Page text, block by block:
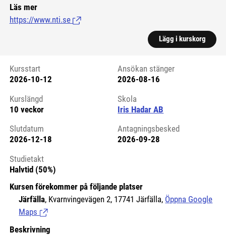
Läs mer
https://www.nti.se (Länk till extern sida.)
Lägg i kurskorg
Kursstart 6112556
Kursstart
2026-10-12
Ansökan stänger
2026-08-16
Kurslängd
10 veckor
Skola
Iris Hadar AB
Slutdatum
2026-12-18
Antagningsbesked
2026-09-28
Studietakt
Halvtid (50%)
Kursen förekommer på följande platser
Järfälla, Kvarnvingevägen 2, 17741 Järfälla, Öppna Google
Maps (Länk till extern sida.)
Beskrivning